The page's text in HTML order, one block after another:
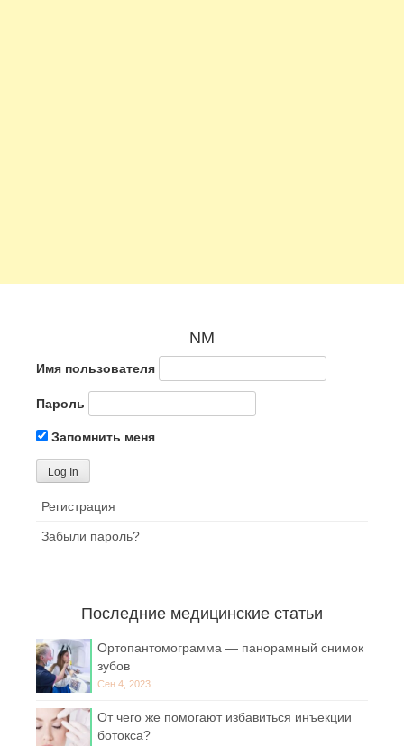
NM
Имя пользователя
Пароль
Запомнить меня
Регистрация
Забыли пароль?
Последние медицинские статьи
Ортопантомограмма — панорамный снимок
зубов
Сен 4, 2023
От чего же помогают избавиться инъекции
ботокса?